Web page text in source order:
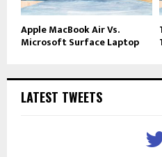
Apple MacBook Air Vs.
Microsoft Surface Laptop
LATEST TWEETS